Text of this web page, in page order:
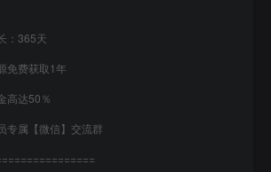
：365天
免费获取1年
高达50％
专属【微信】交流群